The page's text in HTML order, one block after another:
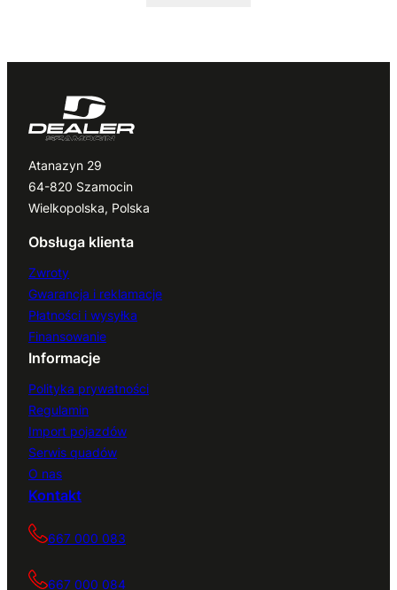
Atanazyn 29
64-820 Szamocin
Wielkopolska, Polska
Obsługa klienta
Zwroty
Gwarancja i reklamacje
Płatności i wysyłka
Finansowanie
Informacje
Polityka prywatności
Regulamin
Import pojazdów
Serwis quadów
O nas
Kontakt
667 000 083
667 000 084